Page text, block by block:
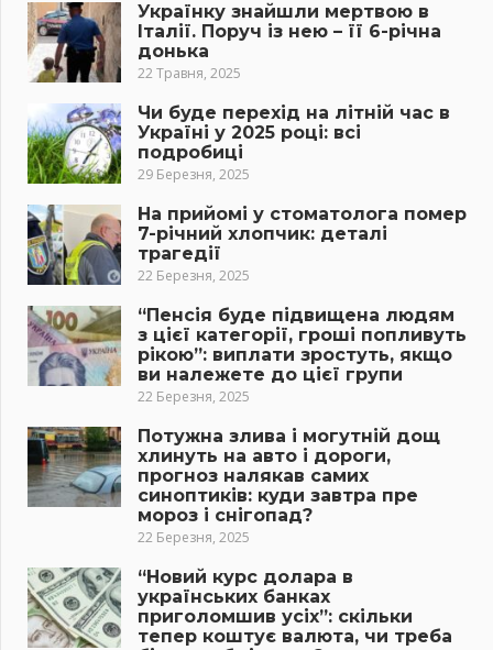
Українку знайшли мертвою в
Італії. Поруч із нею – її 6-річна
донька
22 Травня, 2025
Чи буде перехід на літній час в
Україні у 2025 році: всі
подробиці
29 Березня, 2025
На прийомі у стоматолога помер
7-річний хлопчик: деталі
трагедії
22 Березня, 2025
“Пенсія буде підвищена людям
з цієї категорії, гроші попливуть
рікою”: виплати зростуть, якщо
ви належете до цієї групи
22 Березня, 2025
Потужна злива і могутній дощ
хлинуть на авто і дороги,
прогноз налякав самих
синоптиків: куди завтра пре
мороз і снігопад?
22 Березня, 2025
“Новий курс долара в
українських банках
приголомшив усіх”: скільки
тепер коштує валюта, чи треба